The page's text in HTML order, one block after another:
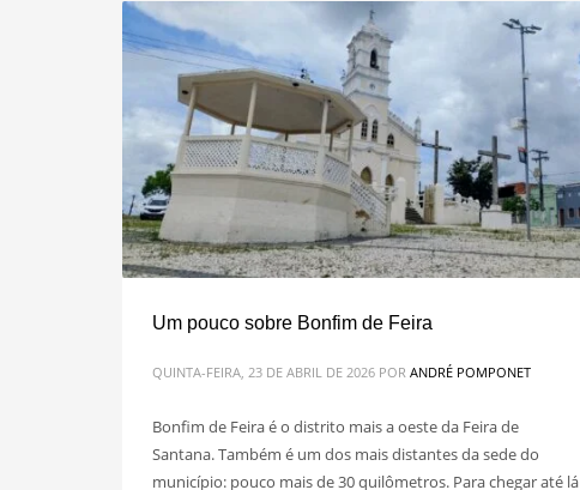
Um pouco sobre Bonfim de Feira
QUINTA-FEIRA, 23 DE ABRIL DE 2026 POR ANDRÉ POMPONET
Bonfim de Feira é o distrito mais a oeste da Feira de
Santana. Também é um dos mais distantes da sede do
município: pouco mais de 30 quilômetros. Para chegar até lá